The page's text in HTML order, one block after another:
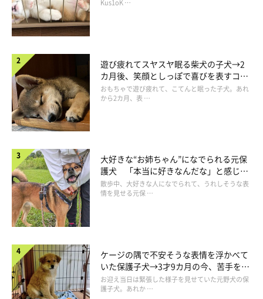
犬に噛みつかれても、犬を噛むな（fromタ
まいにちのいぬ・ねこのきもちアプリ
長！
Kus1oK …
遊び疲れてスヤスヤ眠る柴犬の子犬→2
カ月後、笑顔としっぽで喜びを表すコに
成長！
おもちゃで遊び疲れて、こてんと眠った子犬。あれ
から2カ月、表 …
大好きな“お姉ちゃん”になでられる元保
護犬 「本当に好きなんだな」と感じる
表情にほっこり
散歩中、大好きな人になでられて、うれしそうな表
情を見せる元保 …
ケージの隅で不安そうな表情を浮かべて
いた保護子犬→3才9カ月の今、苦手を克
服し頼もしいコに成長！
お迎え当日は緊張した様子を見せていた元野犬の保
護子犬。あれか …